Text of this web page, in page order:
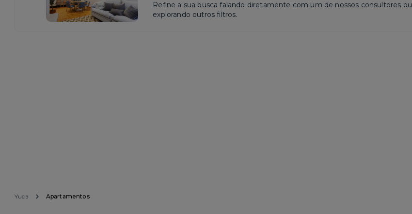
Refine a sua busca falando diretamente com um de nossos consultores ou
explorando outros filtros.
Yuca Apartamentos